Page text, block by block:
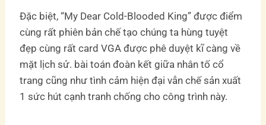
Đặc biệt, “My Dear Cold-Blooded King” được điểm
cùng rất phiên bản chế tạo chúng ta hùng tuyệt
đẹp cùng rất card VGA được phê duyệt kĩ càng về
mặt lịch sử. bài toán đoàn kết giữa nhân tố cổ
trang cũng như tình cảm hiện đại vẫn chế sản xuất
1 sức hút cạnh tranh chống cho công trình này.